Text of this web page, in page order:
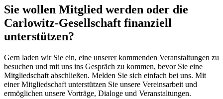
Sie wollen Mitglied werden oder die
Carlowitz-Gesellschaft finanziell
unterstützen?
Gern laden wir Sie ein, eine unserer kommenden Veranstaltungen zu
besuchen und mit uns ins Gespräch zu kommen, bevor Sie eine
Mitgliedschaft abschließen. Melden Sie sich einfach bei uns. Mit
einer Mitgliedschaft unterstützen Sie unsere Vereinsarbeit und
ermöglichen unsere Vorträge, Dialoge und Veranstaltungen.